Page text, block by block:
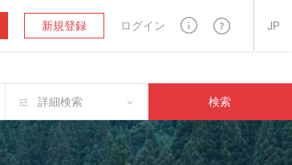
新規登録 ログイン JP
詳細検索 検索